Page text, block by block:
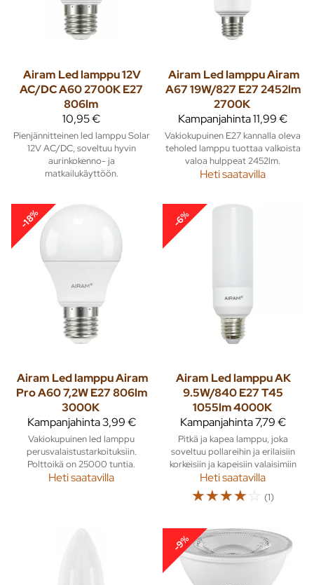
Airam Led lamppu 12V
AC/DC A60 2700K E27
806lm
10,95 €
Pienjännitteinen led lamppu Solar
12V AC/DC, soveltuu hyvin
aurinkokenno- ja
matkailukäyttöön.
Airam Led lamppu Airam
A67 19W/827 E27 2452lm
2700K
Kampanjahinta11,99 €
Vakiokupuinen E27 kannalla oleva
teholed lamppu tuottaa valkoista
valoa hulppeat 2452lm.
Heti saatavilla
-18%
Airam Led lamppu Airam
Pro A60 7,2W E27 806lm
3000K
Kampanjahinta3,99 €
Vakiokupuinen led lamppu
perusvalaistustarkoituksiin.
Polttoikä on 25000 tuntia.
Heti saatavilla
-6%
Airam Led lamppu AK
9.5W/840 E27 T45
1055lm 4000K
Kampanjahinta7,79 €
Pitkä ja kapea lamppu, joka
soveltuu pollareihin ja erilaisiin
korkeisiin ja kapeisiin valaisimiin
Heti saatavilla
☆☆☆☆☆ (1)
-9%